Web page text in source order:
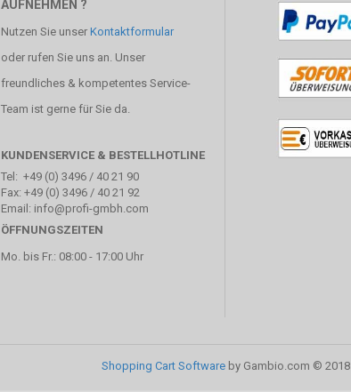
AUFNEHMEN ?
Nutzen Sie unser Kontaktformular
oder rufen Sie uns an. Unser
freundliches & kompetentes Service-
Team ist gerne für Sie da.
KUNDENSERVICE & BESTELLHOTLINE
Tel: +49 (0) 3496 / 40 21 90
Fax: +49 (0) 3496 / 40 21 92
Email: info@profi-gmbh.com
ÖFFNUNGSZEITEN
Mo. bis Fr.: 08:00 - 17:00 Uhr
Shopping Cart Softwareby Gambio.com © 2018